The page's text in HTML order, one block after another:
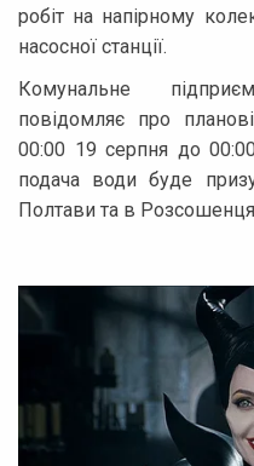
робіт на напірному
насосної станції.
Комунальне
повідомляє про
00:00 19 серпня до
подача води буде
Полтави та в